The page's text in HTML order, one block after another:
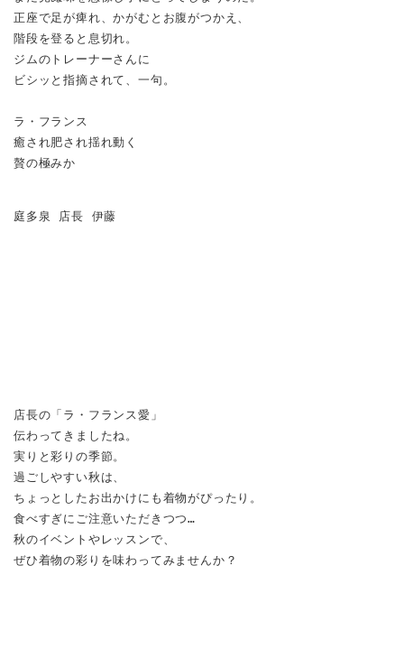
正座で足が痺れ、かがむとお腹がつかえ、
階段を登ると息切れ。
ジムのトレーナーさんに
ビシッと指摘されて、一句。
ラ・フランス
癒され肥され揺れ動く
贅の極みか
庭多泉 店長 伊藤
店長の「ラ・フランス愛」
伝わってきましたね。
実りと彩りの季節。
過ごしやすい秋は、
ちょっとしたお出かけにも着物がぴったり。
食べすぎにご注意いただきつつ…
秋のイベントやレッスンで、
ぜひ着物の彩りを味わってみませんか？